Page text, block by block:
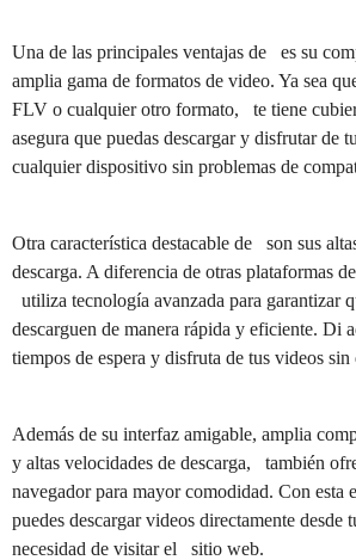
Una de las principales ventajas de es su
amplia gama de formatos de video. Ya sea
FLV o cualquier otro formato, te tiene
asegura que puedas descargar y disfrutar de
cualquier dispositivo sin problemas de
Otra característica destacable de son sus
descarga. A diferencia de otras plataformas
utiliza tecnología avanzada para garantizar
descarguen de manera rápida y eficiente. Di
tiempos de espera y disfruta de tus videos sin
Además de su interfaz amigable, amplia
y altas velocidades de descarga, también
navegador para mayor comodidad. Con esta
puedes descargar videos directamente desde
necesidad de visitar el sitio web.